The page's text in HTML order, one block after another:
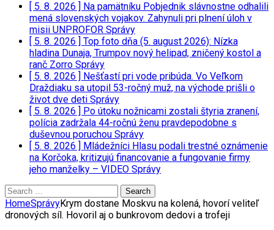
[ 5. 8. 2026 ] Na pamätníku Pobjednik slávnostne odhalili
mená slovenských vojakov. Zahynuli pri plnení úloh v
misii UNPROFOR Správy
[ 5. 8. 2026 ] Top foto dňa (5. august 2026): Nízka
hladina Dunaja, Trumpov nový helipad, zničený kostol a
ranč Zorro Správy
[ 5. 8. 2026 ] Nešťastí pri vode pribúda. Vo Veľkom
Draždiaku sa utopil 53-ročný muž, na východe prišli o
život dve deti Správy
[ 5. 8. 2026 ] Po útoku nožnicami zostali štyria zranení,
polícia zadržala 44-ročnú ženu pravdepodobne s
duševnou poruchou Správy
[ 5. 8. 2026 ] Mládežníci Hlasu podali trestné oznámenie
na Korčoka, kritizujú financovanie a fungovanie firmy
jeho manželky – VIDEO Správy
Search
for:
HomeSprávyKrym dostane Moskvu na kolená, hovorí veliteľ
dronových síl. Hovoril aj o bunkrovom dedovi a trofeji